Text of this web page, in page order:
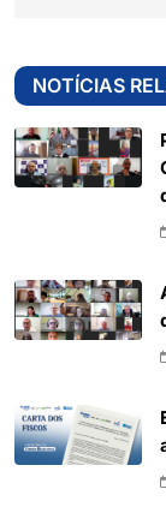
NOTÍCIAS